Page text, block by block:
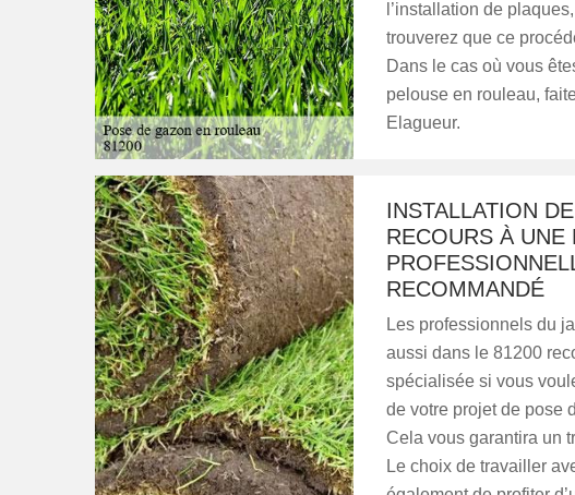
l’installation de
trouverez que ce
Dans le cas où vous
pelouse en rouleau,
Elagueur.
INSTALLATION
RECOURS À UNE
RECOMMANDÉ
Les professionnels du
aussi dans le 81200
spécialisée si vous
de votre projet de pose
Cela vous garantira un
Le choix de travailler